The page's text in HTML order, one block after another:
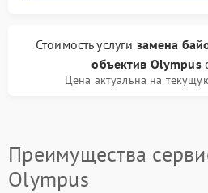
Стоимость услуги замена
объектив Olympus
Цена актуальна на
Преимущества
Olympus